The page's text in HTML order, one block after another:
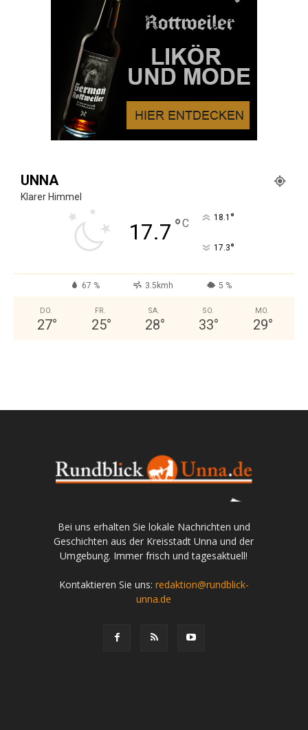
UNNA
Klarer Himmel
17.7 °C 18.1 °
17.3°
67 % 3.5kmh 5 %
DO.
27°
FR.
25°
SA.
28°
SO.
33°
MO.
29°
Bei uns erhalten Sie lokale Nachrichten und
Geschichten aus der Kreisstadt Unna und der
Umgebung. Immer frisch und tagesaktuell!
Kontaktieren Sie uns: redaktion@rundblick-
unna.de